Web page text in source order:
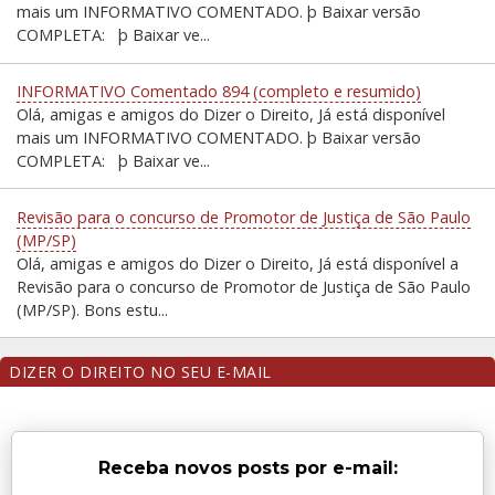
mais um INFORMATIVO COMENTADO. þ Baixar versão
COMPLETA: þ Baixar ve...
INFORMATIVO Comentado 894 (completo e resumido)
Olá, amigas e amigos do Dizer o Direito, Já está disponível
mais um INFORMATIVO COMENTADO. þ Baixar versão
COMPLETA: þ Baixar ve...
Revisão para o concurso de Promotor de Justiça de São Paulo
(MP/SP)
Olá, amigas e amigos do Dizer o Direito, Já está disponível a
Revisão para o concurso de Promotor de Justiça de São Paulo
(MP/SP). Bons estu...
DIZER O DIREITO NO SEU E-MAIL
Receba novos posts por e-mail: